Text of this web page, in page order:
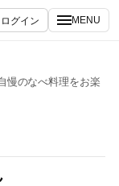
ログイン MENU
慢のなべ料理をお楽